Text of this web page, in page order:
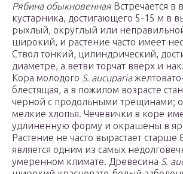
Рябина обыкновенная Встречается в
кустарника, достигающего 5-15 м в
рыхлый, округлый или
широкий, и растение часто имеет
Ствол тонкий, цилиндрический,
диаметре, а ветви торчат вверх и
Кора молодого S. aucuparia
блестящая, а в пожилом возрасте
черной с продольными трещинами;
мелкие хлопья. Чечевички в коре
удлиненную форму и окрашены в
Растение не часто вырастает старше
является одним из самых
умеренном климате. Древесина S.